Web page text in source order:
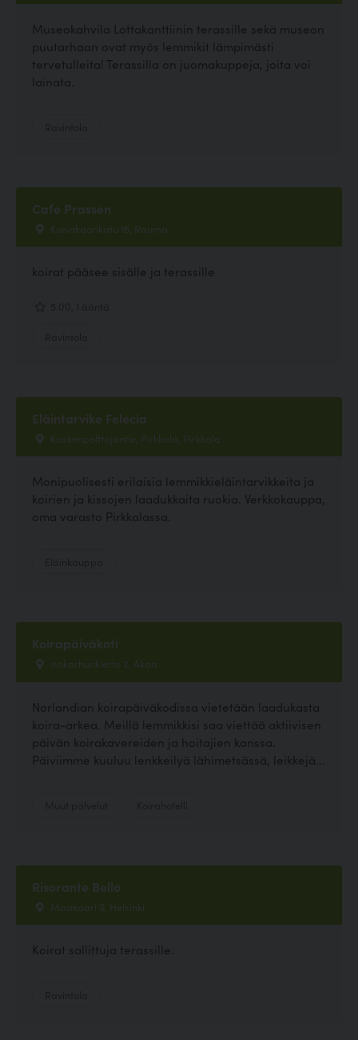
Museokahvila Lottakanttiinin terassille sekä museon
puutarhaan ovat myös lemmikit lämpimästi
tervetulleita! Terassilla on juomakuppeja, joita voi
lainata.
Cafe Prassen
Kuninkaankatu 16, Rauma
koirat pääsee sisälle ja terassille
Eläintarvike Felecia
Kaskenpolttajantie, Pirkkala, Pirkkala
Monipuolisesti erilaisia lemmikkieläintarvikkeita ja
koirien ja kissojen laadukkaita ruokia. Verkkokauppa,
oma varasto Pirkkalassa.
Koirapäiväkoti
isokarhunkierto 2, Akaa
Norlandian koirapäiväkodissa vietetään laadukasta
koira-arkea. Meillä lemmikkisi saa viettää aktiivisen
päivän koirakavereiden ja hoitajien kanssa.
Päiviimme kuuluu lenkkeilyä lähimetsässä, leikkejä...
Risorante Bello
Maakaari 9, Helsinki
Koirat sallittuja terassille.